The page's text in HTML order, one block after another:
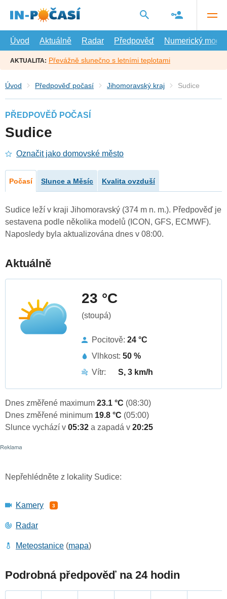
hlavní
Úvod
Aktuálně Radar Předpověď Numerický model
AKTUALITA: Převážně slunečno s letními teplotami
Úvod Předpověď počasí Jihomoravský kraj Sudice
PŘEDPOVĚĎ POČASÍ
Sudice
Označit jako domovské město
Počasí Slunce a Měsíc Kvalita ovzduší
Sudice leží v kraji Jihomoravský (374 m n. m.). Předpověď je
sestavena podle několika modelů (ICON, GFS, ECMWF).
Naposledy byla aktualizována dnes v 08:00.
Aktuálně
23 °C
(stoupá)
Pocitově: 24 °C
Vlhkost: 50 %
Vítr:
S, 3 km/h
Dnes změřené maximum 23.1 °C (08:30)
Dnes změřené minimum 19.8 °C (05:00)
Slunce vychází v 05:32 a zapadá v 20:25
Nepřehlédněte z lokality Sudice:
Kamery 3
Radar
Meteostanice (mapa)
Podrobná předpověď na 24 hodin